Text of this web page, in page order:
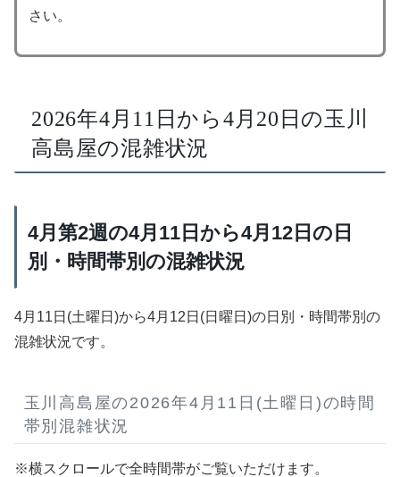
さい。
2026年4月11日から4月20日の玉川
高島屋の混雑状況
4月第2週の4月11日から4月12日の日
別・時間帯別の混雑状況
4月11日(土曜日)から4月12日(日曜日)の日別・時間帯別の
混雑状況です。
玉川高島屋の2026年4月11日(土曜日)の時間
帯別混雑状況
※横スクロールで全時間帯がご覧いただけます。